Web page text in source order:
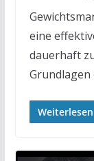
eine
dauerhaft
Grundlagen
Weiterlesen